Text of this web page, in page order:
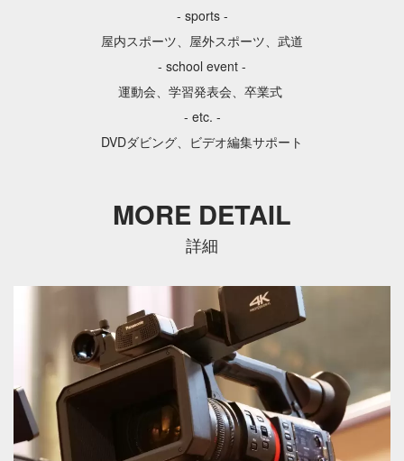
- sports -
屋内スポーツ、屋外スポーツ、武道
- school event -
運動会、学習発表会、卒業式
- etc. -
DVDダビング、ビデオ編集サポート
MORE DETAIL
詳細